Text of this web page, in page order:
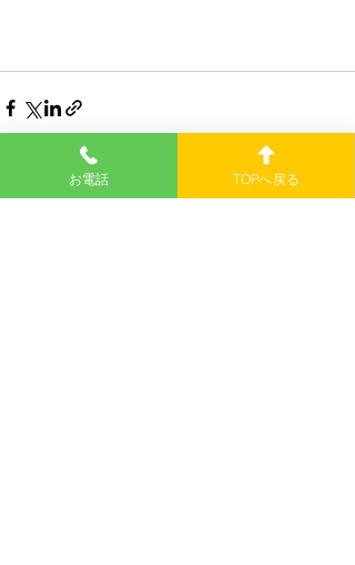
最新記事
お電話 TOPへ戻る